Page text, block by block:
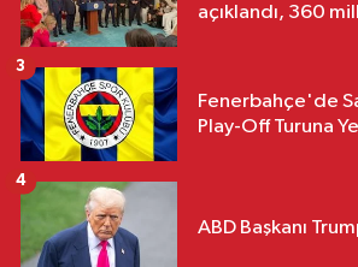
açıklandı, 360
Fenerbahçe'de
Play-Off Turuna
3
ABD Başkanı
4